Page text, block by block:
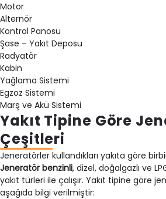
Motor
Alternör
Kontrol Panosu
Şase – Yakıt Deposu
Radyatör
Kabin
Yağlama Sistemi
Egzoz Sistemi
Marş ve Akü Sistemi
Yakıt Tipine Göre
Çeşitleri
Jeneratörler kullandıkları yakıta göre
Jeneratör benzinli, dizel, doğalgazlı ve
yakıt türleri ile çalışır. Yakıt tipine göre
aşağıda bilgi verilmiştir: